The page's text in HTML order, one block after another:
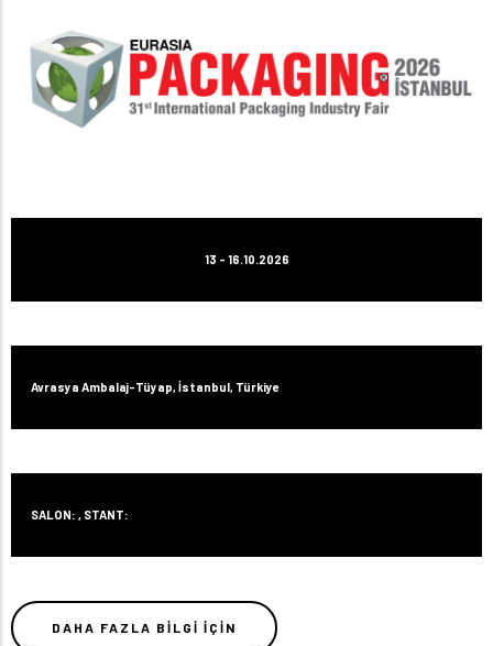
13 - 16.10.2026
Avrasya Ambalaj-Tüyap, İstanbul, Türkiye
SALON: , STANT:
DAHA FAZLA BILGI IÇIN